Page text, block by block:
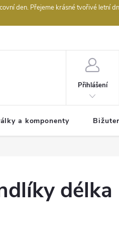
den. Přejeme krásné tvořivé letní
Přihlášení
a komponenty
délka